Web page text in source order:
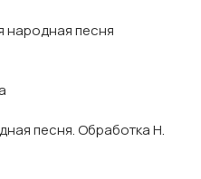
народная песня
песня. Обработка Н.